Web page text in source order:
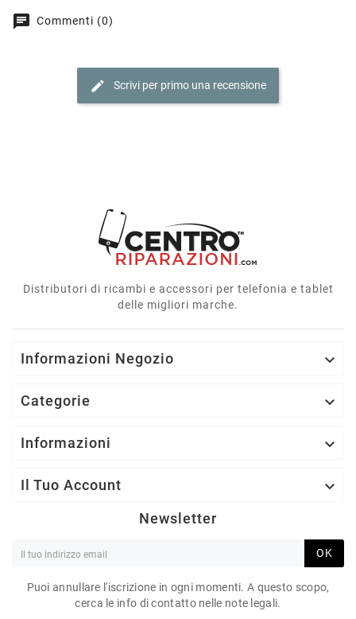
chat Commenti (0)
edit Scrivi per primo una recensione
Distributori di ricambi e accessori per telefonia e tablet
delle migliori marche.
Informazioni Negozio 
Categorie 
Informazioni 
Il Tuo Account 
Newsletter
OK
Puoi annullare l'iscrizione in ogni momenti. A questo scopo,
cerca le info di contatto nelle note legali.